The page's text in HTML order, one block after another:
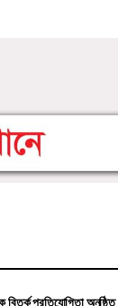
বিতর্ক প্রতিযোগিতা অনুষ্ঠিত